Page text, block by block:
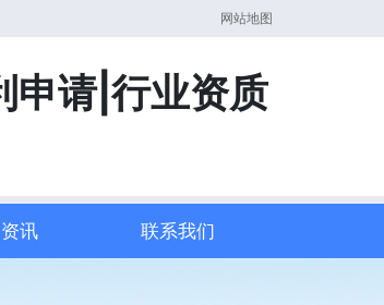
网站地图
申请|行业资质
讯 联系我们